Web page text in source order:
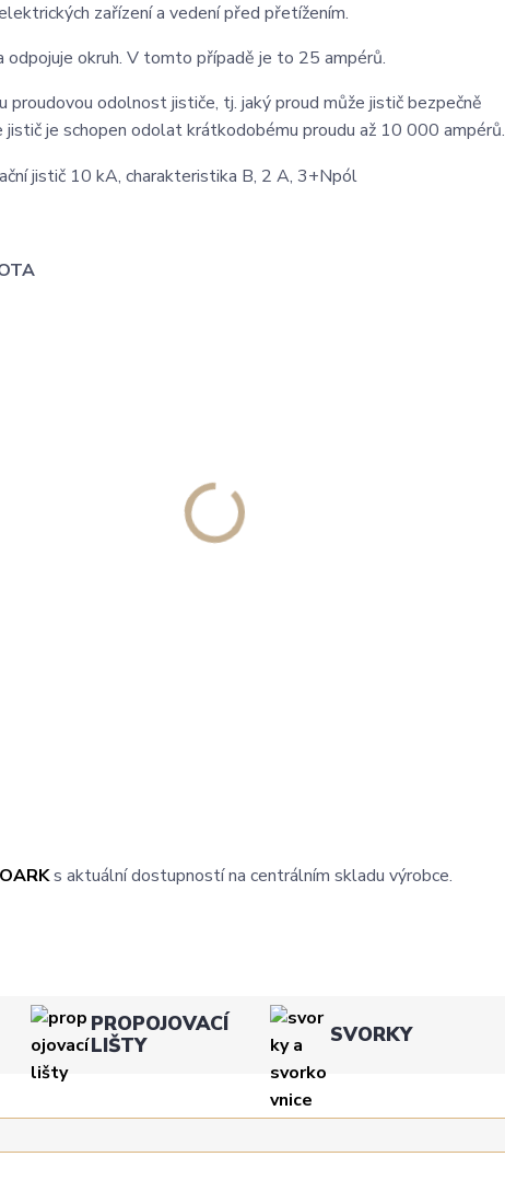
zařízení a vedení před přetížením.
okruh. V tomto případě je to 25 ampérů.
odolnost jističe, tj. jaký proud může jistič bezpečně
je schopen odolat krátkodobému proudu až 10 000 ampérů.
s aktuální dostupností na centrálním skladu výrobce.
PROPOJOVACÍ
LIŠTY
SVORKY